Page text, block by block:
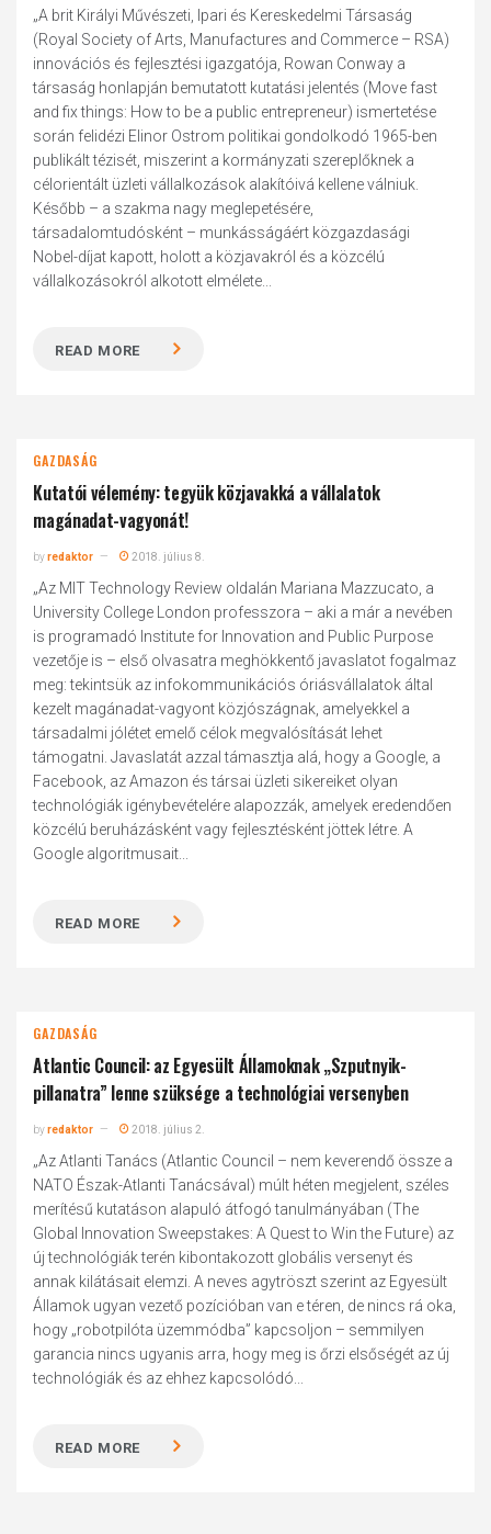
„A brit Királyi Művészeti, Ipari és Kereskedelmi Társaság
(Royal Society of Arts, Manufactures and Commerce – RSA)
innovációs és fejlesztési igazgatója, Rowan Conway a
társaság honlapján bemutatott kutatási jelentés (Move fast
and fix things: How to be a public entrepreneur) ismertetése
során felidézi Elinor Ostrom politikai gondolkodó 1965-ben
publikált tézisét, miszerint a kormányzati szereplőknek a
célorientált üzleti vállalkozások alakítóivá kellene válniuk.
Később – a szakma nagy meglepetésére,
társadalomtudósként – munkásságáért közgazdasági
Nobel-díjat kapott, holott a közjavakról és a közcélú
vállalkozásokról alkotott elmélete...
READ MORE
GAZDASÁG
Kutatói vélemény: tegyük közjavakká a vállalatok
magánadat-vagyonát!
byredaktor 2018. július 8.
„Az MIT Technology Review oldalán Mariana Mazzucato, a
University College London professzora – aki a már a nevében
is programadó Institute for Innovation and Public Purpose
vezetője is – első olvasatra meghökkentő javaslatot fogalmaz
meg: tekintsük az infokommunikációs óriásvállalatok által
kezelt magánadat-vagyont közjószágnak, amelyekkel a
társadalmi jólétet emelő célok megvalósítását lehet
támogatni. Javaslatát azzal támasztja alá, hogy a Google, a
Facebook, az Amazon és társai üzleti sikereiket olyan
technológiák igénybevételére alapozzák, amelyek eredendően
közcélú beruházásként vagy fejlesztésként jöttek létre. A
Google algoritmusait...
READ MORE
GAZDASÁG
Atlantic Council: az Egyesült Államoknak „Szputnyik-
pillanatra” lenne szüksége a technológiai versenyben
byredaktor 2018. július 2.
„Az Atlanti Tanács (Atlantic Council – nem keverendő össze a
NATO Észak-Atlanti Tanácsával) múlt héten megjelent, széles
merítésű kutatáson alapuló átfogó tanulmányában (The
Global Innovation Sweepstakes: A Quest to Win the Future) az
új technológiák terén kibontakozott globális versenyt és
annak kilátásait elemzi. A neves agytröszt szerint az Egyesült
Államok ugyan vezető pozícióban van e téren, de nincs rá oka,
hogy „robotpilóta üzemmódba” kapcsoljon – semmilyen
garancia nincs ugyanis arra, hogy meg is őrzi elsőségét az új
technológiák és az ehhez kapcsolódó...
READ MORE